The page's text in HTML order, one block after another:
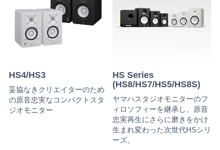
HS4/HS3
妥協なきクリエイターのため
の原音忠実なコンパクトスタ
ジオモニター
HS Series
(HS8/HS7/HS5/HS8S)
ヤマハスタジオモニターのフ
ィロソフィーを継承し、原音
忠実再生にさらに磨きをかけ
生まれ変わった次世代HSシリ
ーズ。